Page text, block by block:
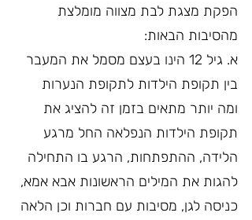
הפקת מצגת לבת מצווה מומלצת
מהסיבות הבאות:
א. גיל 12 הינו בעצם מסמל את המעבר
בין תקופת הילדות לתקופת הנערות
ומה יותר מתאים בזמן זה להציג את
תקופת הילדות הנפלאה החל מרגע
הלידה, ההתפתחות, הרגע בו התחילה
להגות את המילים הראשונות אבא אמא,
כניסה לגן, מסיבות עם חברות וכן הלאה